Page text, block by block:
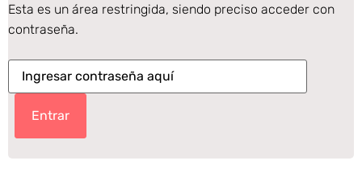
Esta es un área restringida, siendo preciso acceder con
contraseña.